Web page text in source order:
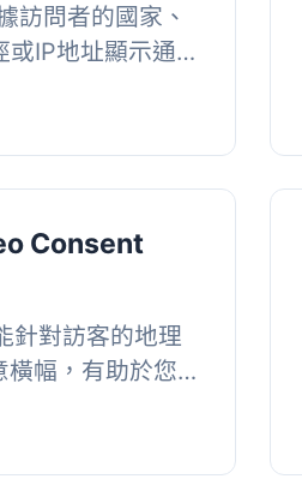
訪問者的國家、
IP地址顯示通知
...
Consent
針對訪客的地理
幅，有助於您的
拿大）等...